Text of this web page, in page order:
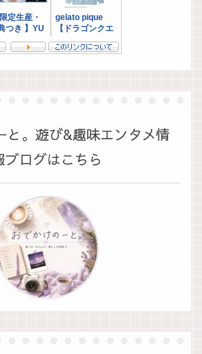
と。遊び&趣味エンタメ情
ブログはこちら